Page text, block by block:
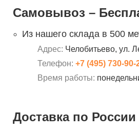
Самовывоз –
Из нашего склада в 500
Адрес: Челобитьево, ул.
Телефон: +7 (495) 730-90-
Время работы:
Доставка по России